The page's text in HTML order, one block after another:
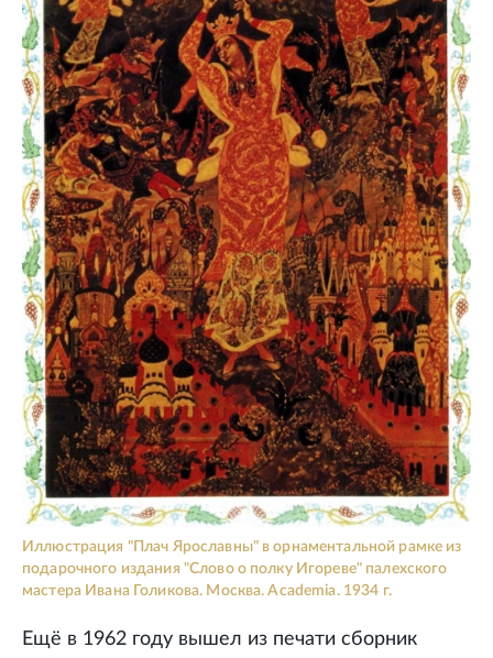
Иллюстрация "Плач Ярославны" в орнаментальной рамке из
подарочного издания "Слово о полку Игореве" палехского
мастера Ивана Голикова. Москва. Academia. 1934 г.
Ещё в 1962 году вышел из печати сборник